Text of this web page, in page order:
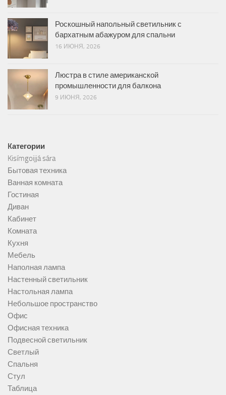
Роскошный напольный светильник с
бархатным абажуром для спальни
16 ИЮНЯ, 2026
Люстра в стиле американской
промышленности для балкона
9 ИЮНЯ, 2026
Kатегории
Kisímgoijjá sára
Бытовая техника
Ванная комната
Гостиная
Диван
Кабинет
Комната
Кухня
Мебель
Наполная лампа
Настенный светильник
Настольная лампа
Небольшое пространство
Офис
Офисная техника
Подвесной светильник
Светлый
Спальня
Стул
Таблица